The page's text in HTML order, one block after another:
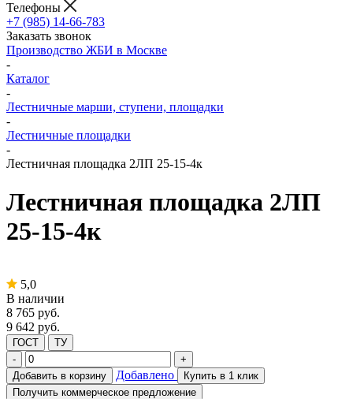
Телефоны
+7 (985) 14-66-783
Заказать звонок
Производство ЖБИ в Москве
-
Каталог
-
Лестничные марши, ступени, площадки
-
Лестничные площадки
-
Лестничная площадка 2ЛП 25-15-4к
Лестничная площадка 2ЛП
25-15-4к
5,0
В наличии
8 765 руб.
9 642 руб.
ГОСТ
ТУ
-
+
Добавить в корзину
Добавлено
Купить в 1 клик
Получить коммерческое предложение